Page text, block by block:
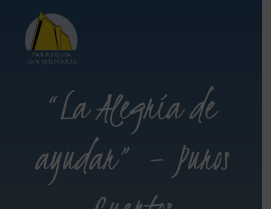
“La Alegría de
ayudar” – Puros